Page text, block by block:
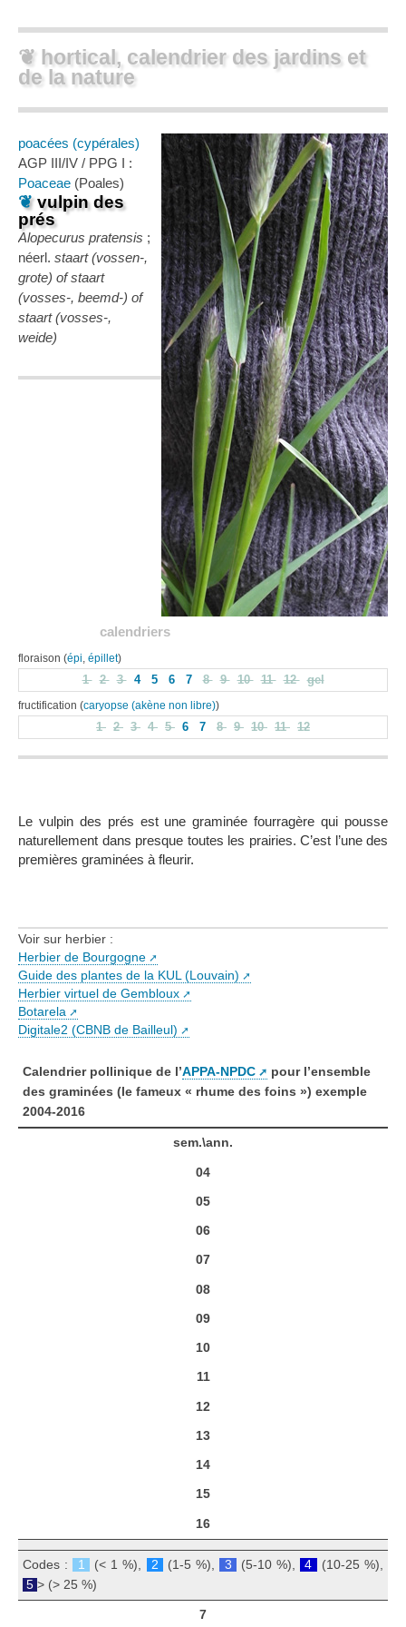
❦ hortical, calendrier des jardins et
de la nature
poacées (cypérales)
AGP III/IV / PPG I :
Poaceae (Poales)
❦vulpin des
prés
Alopecurus pratensis ;
néerl. staart (vossen-,
grote) of staart
(vosses-, beemd-) of
staart (vosses-,
weide)
calendriers
floraison (épi épillet)
1 2 3 4 5 6 7 8 9 10 11 12 gel
fructification (caryopse (akène non libre))
1 2 3 4 5 6 7 8 9 10 11 12
Le vulpin des prés est une graminée fourragère qui pousse
naturellement dans presque toutes les prairies. C’est l’une des
premières graminées à fleurir.
Voir sur herbier :
Herbier de Bourgogne
Guide des plantes de la KUL (Louvain)
Herbier virtuel de Gembloux
Botarela
Digitale2 (CBNB de Bailleul)
Calendrier pollinique de l’APPA-NPDC
pour l’ensemble
des graminées (le fameux « rhume des foins ») exemple
2004-2016
sem.\ann.
04
05
06
07
08
09
10
11
12
13
14
15
16
Codes : 1 (< 1 %), 2 (1-5 %), 3 (5-10 %), 4
(10-25 %),
5> (> 25 %)
7